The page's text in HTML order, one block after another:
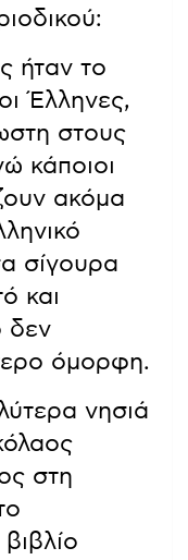
ήταν το
Έλληνες,
στους
κάποιοι
ακόμα
σίγουρα
και
δεν
όμορφη.
νησιά
στη